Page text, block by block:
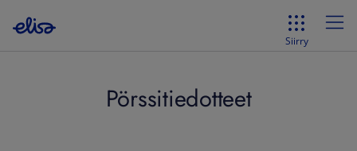
Siirry
Pörssitiedotteet